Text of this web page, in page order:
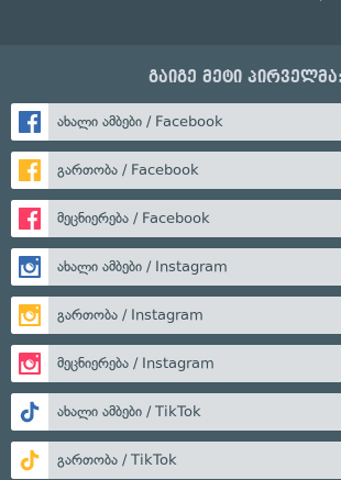
გაიგე მეტი პირველმა:
ახალი ამბები / Facebook
გართობა / Facebook
მეცნიერება / Facebook
ახალი ამბები / Instagram
გართობა / Instagram
მეცნიერება / Instagram
ახალი ამბები / TikTok
გართობა / TikTok